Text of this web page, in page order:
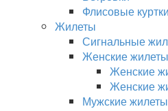
Флисовые куртки
Жилеты
Сигнальные
Женские жилеты
Женские
Женские
Мужские жилеты